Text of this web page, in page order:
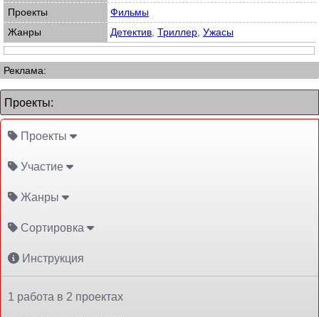
Проекты
Фильмы
Жанры
Детектив, Триллер, Ужасы
Реклама:
Проекты:
Проекты
Участие
Жанры
Сортировка
Инструкция
1 работа в 2 проектах